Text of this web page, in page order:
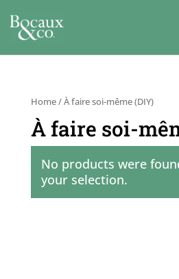
Home/ À faire soi-même (DIY)
À faire soi-
No products were
your selection.